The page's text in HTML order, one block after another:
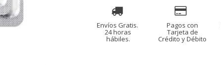
Envíos Gratis.
24 horas
hábiles.
Pagos con
Tarjeta de
Crédito y Débito